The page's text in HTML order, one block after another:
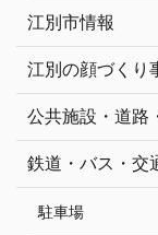
江別市情報
江別の顔づくり
公共施設・道路
鉄道・バス・交
駐車場